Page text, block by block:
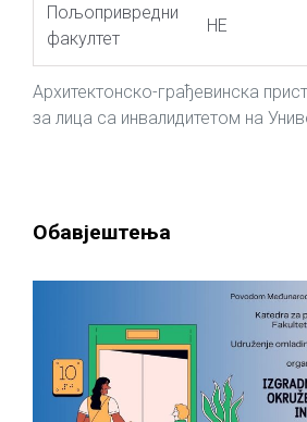
Архитектонско-грађевинска
за лица са инвалидитетом на
Пољопривредни
факултет
НЕ
Обавјештења